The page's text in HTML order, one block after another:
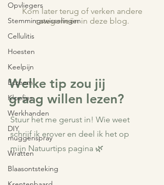
Opvliegers
Stemmingswisselingen
Cellulitis
Hoesten
Keelpijn
Eczeem
Kloofjes
Werkhanden
DIY
muggenspray
Wratten
Blaasontsteking
Kom later terug of verken andere
categorieën in deze blog.
Stuur het me gerust in! Wie weet
schrijf ik erover en deel ik het op
mijn Natuurtips pagina 🌿
Welke tip zou jij
graag willen lezen?